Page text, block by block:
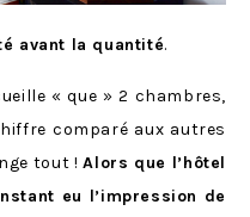
avant la quantité.
« que » 2 chambres,
comparé aux autres
tout !Alors que l’hôtel
eu l’impression de